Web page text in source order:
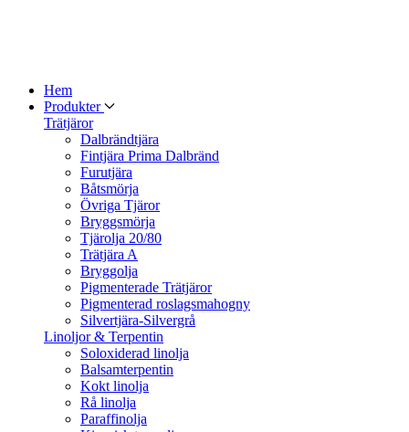
Hem
Produkter
Trätjäror
Dalbrändtjära
Fintjära Prima Dalbränd
Furutjära
Båtsmörja
Övriga Tjäror
Bryggsmörja
Tjärolja 20/80
Trätjära A
Bryggolja
Pigmenterade Trätjäror
Pigmenterad roslagsmahogny
Silvertjära-Silvergrå
Linoljor & Terpentin
Soloxiderad linolja
Balsamterpentin
Kokt linolja
Rå linolja
Paraffinolja